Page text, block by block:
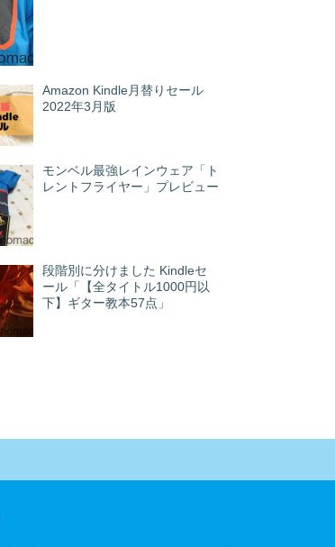
Amazon Kindle月替りセール
2022年3月版
モンベル最強レインウェア「ト
レントフライヤー」プレビュー
段階別に分けました Kindleセ
ール「【全タイトル1000円以
下】ギター教本57点」